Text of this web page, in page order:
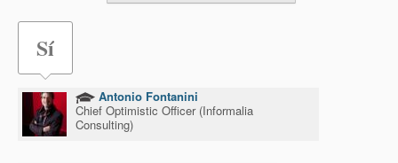
Sí
Antonio Fontanini
Chief Optimistic Officer (Informalia
Consulting)